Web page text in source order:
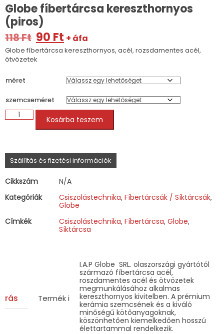
Globe fíbertárcsa kereszthornyos
(piros)
118Ft Original
price
was:
90 Ft Current
price
+ áfa
Globe fíbertárcsa kereszthornyos, acél, rozsdamentes acél,
ötvözetek
méret
szemcseméret
Globe
fíbertárcsa
kereszthornyos
Kosárba teszem
Szállítás és fizetési információk
Cikkszám
N/A
Kategóriák
Csiszolástechnika, Fíbertárcsák / Síktárcsák,
Globe
Címkék
Csiszolástechnika, Fíbertárcsa, Globe,
Síktárcsa
Termék információk
I.A.P Globe SRL. olaszországi gyártótól
származó fíbertárcsa acél,
roszdamentes acél és ötvözetek
megmunkálásához alkalmas
kereszthornyos kivitelben. A prémium
kerámia szemcsének és a kiváló
minőségű kötőanyagoknak,
köszönhetően kiemelkedően hosszú
élettartammal rendelkezik.